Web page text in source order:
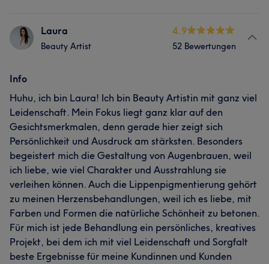
Laura
Beauty Artist
4.9
52 Bewertungen
Info
Huhu, ich bin Laura! Ich bin Beauty Artistin mit ganz viel
Leidenschaft. Mein Fokus liegt ganz klar auf den
Gesichtsmerkmalen, denn gerade hier zeigt sich
Persönlichkeit und Ausdruck am stärksten. Besonders
begeistert mich die Gestaltung von Augenbrauen, weil
ich liebe, wie viel Charakter und Ausstrahlung sie
verleihen können. Auch die Lippenpigmentierung gehört
zu meinen Herzensbehandlungen, weil ich es liebe, mit
Farben und Formen die natürliche Schönheit zu betonen.
Für mich ist jede Behandlung ein persönliches, kreatives
Projekt, bei dem ich mit viel Leidenschaft und Sorgfalt
beste Ergebnisse für meine Kundinnen und Kunden